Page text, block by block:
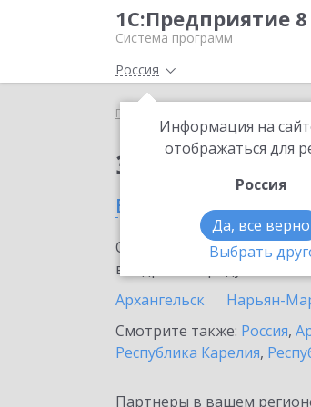
1С:Предприятие 8
Система программ
Россия
Информация на
отображаться для
Россия
Да, все верно
Выбрать
Главная
Заказать
в Мирном
Ознакомьтесь с
внедрение продукта.
Архангельск
Нарьян-
Смотрите также: Россия,
Республика Карелия,
Партнеры в вашем